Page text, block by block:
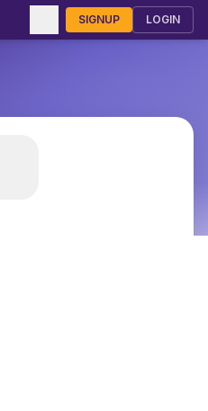
SIGNUP LOGIN